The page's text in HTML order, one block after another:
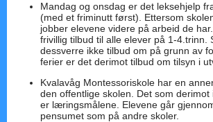
Mandag og onsdag er det leksehjelp
(med et friminutt først). Ettersom
jobber elevene videre på arbeid de
frivillig tilbud til alle elever på 1-4.trinn.
dessverre ikke tilbud om på grunn av
ferier er det derimot tilbud om tilsyn i
Kvalavåg Montessoriskole har en
den offentlige skolen. Det som
er læringsmålene. Elevene går
pensumet som på andre skoler.